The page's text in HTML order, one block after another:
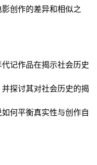
创作的差异和相似之
记作品在揭示社会历史
探讨其对社会历史的揭
何平衡真实性与创作自